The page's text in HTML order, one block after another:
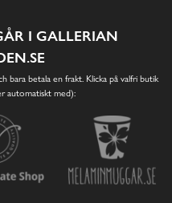
I GALLERIAN
bara betala en frakt. Klicka på valfri butik
automatiskt med):